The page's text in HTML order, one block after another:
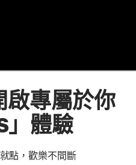
啟專屬於你
」體驗
點，歡樂不間斷